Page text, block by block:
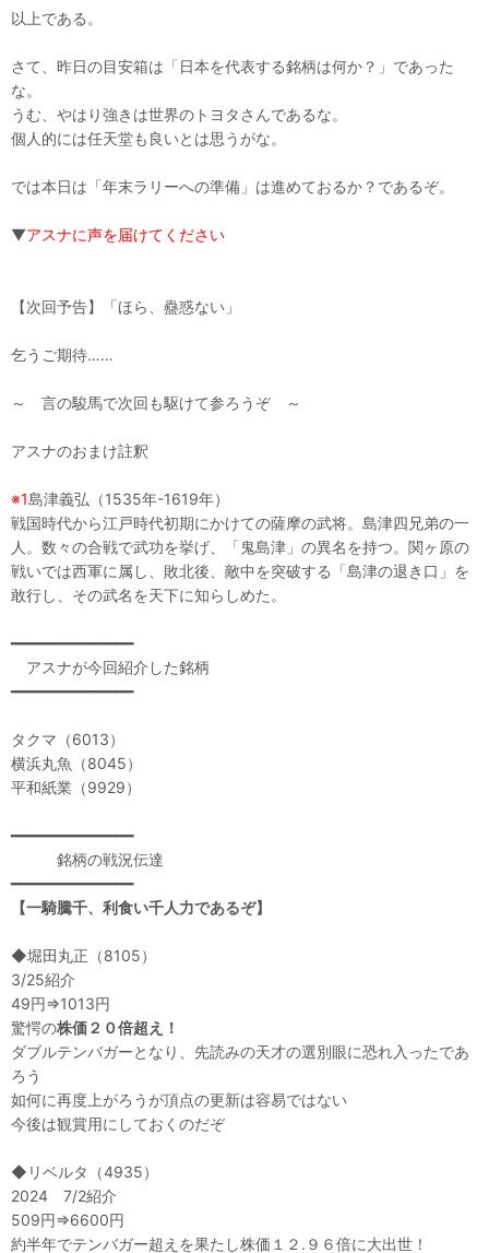
以上である。
さて、昨日の目安箱は「日本を代表する銘柄は何か？」であった
な。
うむ、やはり強きは世界のトヨタさんであるな。
個人的には任天堂も良いとは思うがな。
では本日は「年末ラリーへの準備」は進めておるか？であるぞ。
▼アスナに声を届けてください
【次回予告】「ほら、蠱惑ない」
乞うご期待……
～ 言の駿馬で次回も駆けて参ろうぞ ～
アスナのおまけ註釈
※1島津義弘（1535年-1619年）
戦国時代から江戸時代初期にかけての薩摩の武将。島津四兄弟の一
人。数々の合戦で武功を挙げ、「鬼島津」の異名を持つ。関ヶ原の
戦いでは西軍に属し、敗北後、敵中を突破する「島津の退き口」を
敢行し、その武名を天下に知らしめた。
━━━━━━━━━━━━━━
アスナが今回紹介した銘柄
━━━━━━━━━━━━━━
タクマ（6013）
横浜丸魚（8045）
平和紙業（9929）
━━━━━━━━━━━━━━
銘柄の戦況伝達
━━━━━━━━━━━━━━
【一騎騰千、利食い千人力であるぞ】
◆堀田丸正（8105）
3/25紹介
49円⇒1013円
驚愕の株価２０倍超え！
ダブルテンバガーとなり、先読みの天才の選別眼に恐れ入ったであ
ろう
如何に再度上がろうが頂点の更新は容易ではない
今後は観賞用にしておくのだぞ
◆リベルタ（4935）
2024 7/2紹介
509円⇒6600円
約半年でテンバガー超えを果たし株価１２.９６倍に大出世！